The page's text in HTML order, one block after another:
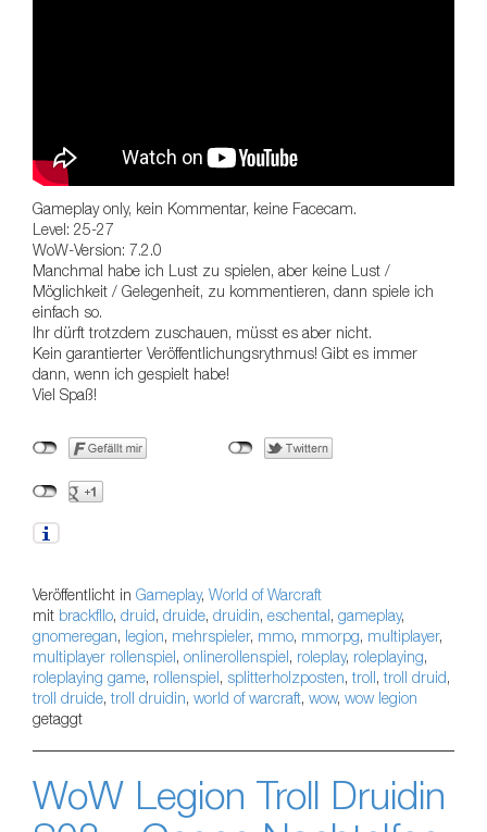
Gameplay only, kein Kommentar, keine Facecam.
Level: 25-27
WoW-Version: 7.2.0
Manchmal habe ich Lust zu spielen, aber keine Lust /
Möglichkeit / Gelegenheit, zu kommentieren, dann spiele ich
einfach so.
Ihr dürft trotzdem zuschauen, müsst es aber nicht.
Kein garantierter Veröffentlichungsrythmus! Gibt es immer
dann, wenn ich gespielt habe!
Viel Spaß!
Veröffentlicht in Gameplay, World of Warcraft
mit brackfllo, druid, druide, druidin, eschental, gameplay,
gnomeregan, legion, mehrspieler, mmo, mmorpg, multiplayer,
multiplayer rollenspiel, onlinerollenspiel, roleplay, roleplaying,
roleplaying game, rollenspiel, splitterholzposten,troll,troll druid,
troll druide,troll druidin, world of warcraft, wow, wow legion
getaggt
WoW Legion Troll Druidin